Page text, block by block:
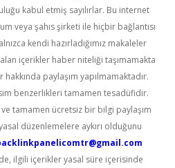
kabul etmiş sayılırlar. Bu internet
veya şahıs şirketi ile hiçbir bağlantısı
kendi hazırladığımız makaleler
içerikler haber niteliği taşımamakta
paylaşım yapılmamaktadır.
benzerlikleri tamamen tesadüfidir.
tamamen ücretsiz bir bilgi paylaşım
düzenlemelere aykırı olduğunu
ilgili içerikler yasal süre içerisinde